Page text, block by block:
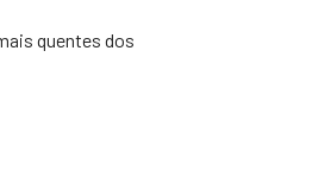
quentes dos